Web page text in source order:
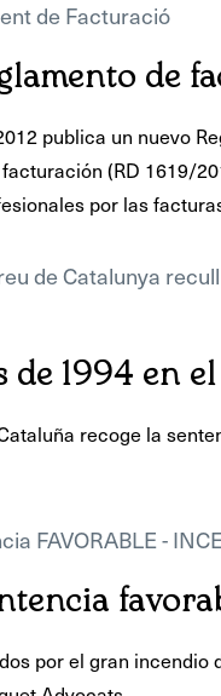
de
publica un nuevo
(RD 1619/
por las
1994 en el
recoge la
por el gran incendio